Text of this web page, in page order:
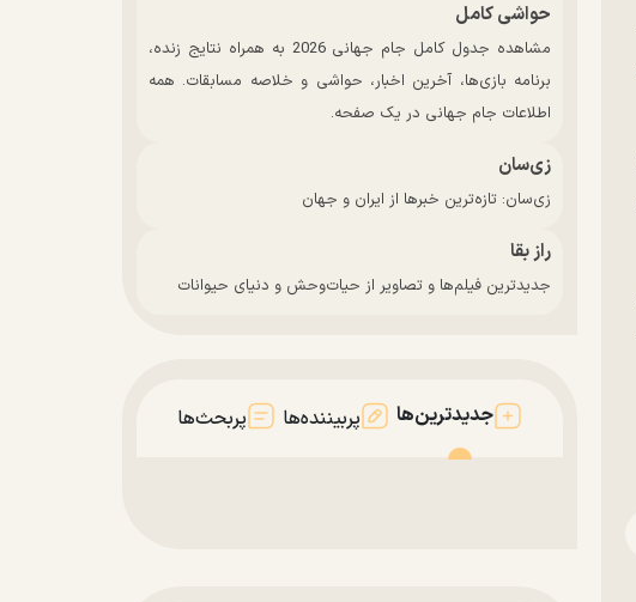
حواشی کامل
مشاهده جدول کامل جام جهانی 2026 به همراه نتایج زنده،
برنامه بازی‌ها، آخرین اخبار، حواشی و خلاصه مسابقات. همه
اطلاعات جام جهانی در یک صفحه.
زی‌سان
زی‌سان: تازه‌ترین خبرها از ایران و جهان
راز بقا
جدیدترین فیلم‌ها و تصاویر از حیات‌وحش و دنیای حیوانات
جدیدترین‌ها پربیننده‌ها پربحث‌ها